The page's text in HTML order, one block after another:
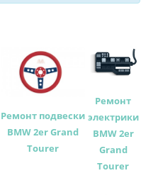
Ремонт подвески
BMW 2er Grand
Tourer
Ремонт
электрики
BMW 2er
Grand
Tourer